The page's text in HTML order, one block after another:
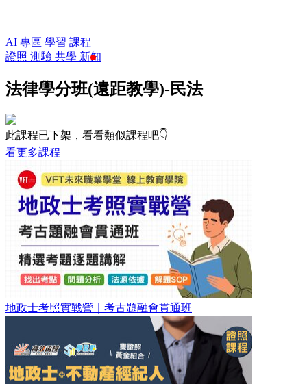
AI 專區 學習 課程
證照 測驗 共學 新知
法律學分班(遠距教學)-民法
此課程已下架，看看類似課程吧👇
看更多課程
地政士考照實戰營｜考古題融會貫通班